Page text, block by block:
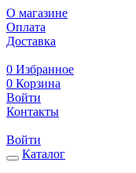
О магазине
Оплата
Доставка
0 Избранное
0 Корзина
Войти
Контакты
Войти
Каталог